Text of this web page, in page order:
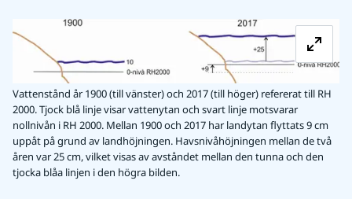
Vattenstånd år 1900 (till vänster) och 2017 (till höger) refererat till RH
2000. Tjock blå linje visar vattenytan och svart linje motsvarar
nollnivån i RH 2000. Mellan 1900 och 2017 har landytan flyttats 9 cm
uppåt på grund av landhöjningen. Havsnivåhöjningen mellan de två
åren var 25 cm, vilket visas av avståndet mellan den tunna och den
tjocka blåa linjen i den högra bilden.